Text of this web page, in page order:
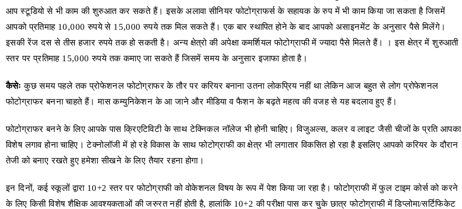
आप स्टूडियो से भी काम की शुरुआत कर सकते हैं। इसके अलावा सीनियर फोटोग्राफर्स के सहायक के रुप में भी काम किया जा सकता है जिसमें
आपको प्रतिमाह 10,000 रुपये से 15,000 रुपये तक मिल सकते हैं। एक बार स्थापित होने के बाद आपको असाइनमेंट के अनुसार पैसे मिलेंगे।
इसकी रेंज दस से तीस हजार रुपये तक हो सकती है। अन्य क्षेत्रो की अपेक्षा कमर्शियल फोटोग्राफी में ज्यादा पैसे मिलते हैं। । इस क्षेत्र में शुरुआती
स्तर पर प्रतिमाह 15,000 रुपये तक कमाए जा सकते हैं जिसमें समय के अनुसार इजाफा होता है।
कैसेः कुछ समय पहले तक प्रोफेशनल फोटोग्राफर के तौर पर करियर बनाना उतना लोकप्रिय नहीं था लेकिन आज बहुत से लोग प्रोफेशनल
फोटोग्राफर बनना चाहते हैं। मास कम्युनिकेशन के आ जाने और मीडिया व फैशन के बढ़ते महत्व की वजह से यह बदलाव हुए हैं।
फोटोग्राफर बनने के लिए आपके पास क्रिएटिविटी के साथ टेक्निकल नॉलेज भी होनी चाहिए। विजुअल्स, कलर व लाइट जैसी चीजों के प्रति आपका
विशेष लगाव होना चाहिए। टेक्नोलॉजी में हो रहे विकास के साथ फोटोग्राफी का क्षेत्र भी लगातार विकसित हो रहा है इसलिए आपको करियर के दौरान
तेजी को बनाए रखते हुए हमेशा सीखने के लिए तैयार रहना होगा।
इन दिनों, कई स्कूलों द्वारा 10+2 स्तर पर फोटोग्राफी को वोकेशनल विषय के रूप में पेश किया जा रहा है। फोटोग्राफी में फुल टाइम कोर्स को करने
के लिए किसी विशेष शैक्षिक आवश्यकताओं की जरुरत नहीं होती है, हालांकि 10+2 की परीक्षा पास कर चुके छात्र फोटोग्राफी में डिप्लोमा/सर्टिफिकेट